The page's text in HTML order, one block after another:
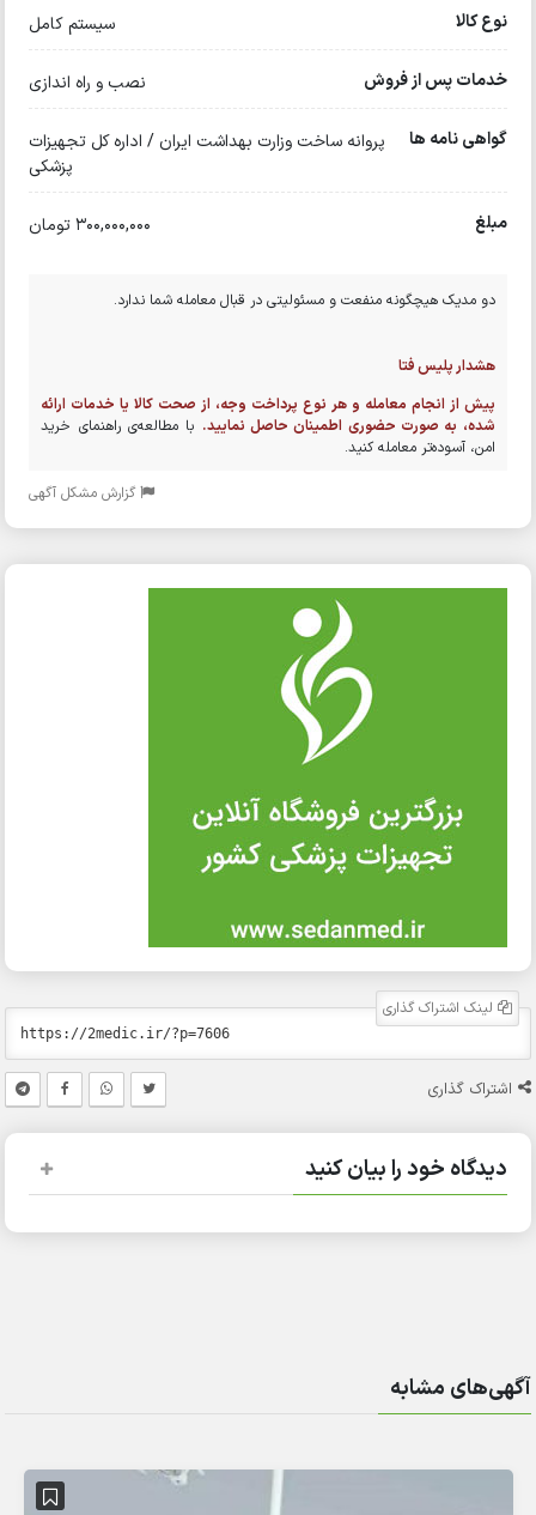
نوع کالا سیستم کامل
خدمات پس از فروش نصب و راه اندازی
گواهی نامه ها
پروانه ساخت وزارت بهداشت ایران / اداره کل تجهیزات
پزشکی
مبلغ 300,000,000 تومان
دو مدیک هیچگونه منفعت و مسئولیتی در قبال معامله شما ندارد.
هشدار پلیس فتا
پیش از انجام معامله و هر نوع پرداخت وجه، از صحت کالا یا خدمات ارائه
شده، به صورت حضوری اطمینان حاصل نمایید. با مطالعه‌ی راهنمای خرید
امن، آسوده‌تر معامله کنید.
گزارش مشکل آگهی
لینک اشتراک گذاری
اشتراک گذاری
دیدگاه خود را بیان کنید
آگهی‌های مشابه